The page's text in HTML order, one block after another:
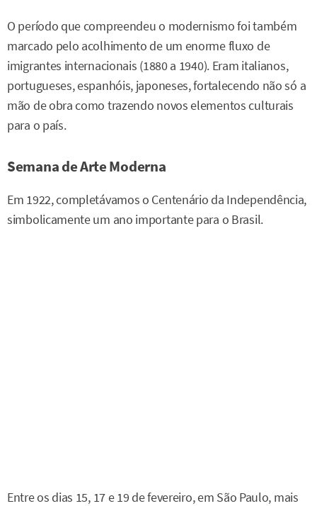
O período que compreendeu o modernismo foi também
marcado pelo acolhimento de um enorme fluxo de
imigrantes internacionais (1880 a 1940). Eram italianos,
portugueses, espanhóis, japoneses, fortalecendo não só a
mão de obra como trazendo novos elementos culturais
para o país.
Semana de Arte Moderna
Em 1922, completávamos o Centenário da Independência,
simbolicamente um ano importante para o Brasil.
Entre os dias 15, 17 e 19 de fevereiro, em São Paulo, mais